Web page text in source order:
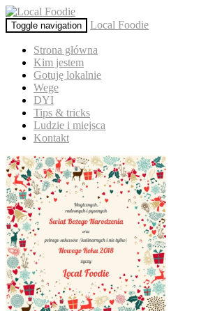
Toggle navigation Local Foodie
Strona główna
Kim jestem
Gotuję lokalnie
Wege
DYI
Tips & tricks
Ludzie i miejsca
Kontakt